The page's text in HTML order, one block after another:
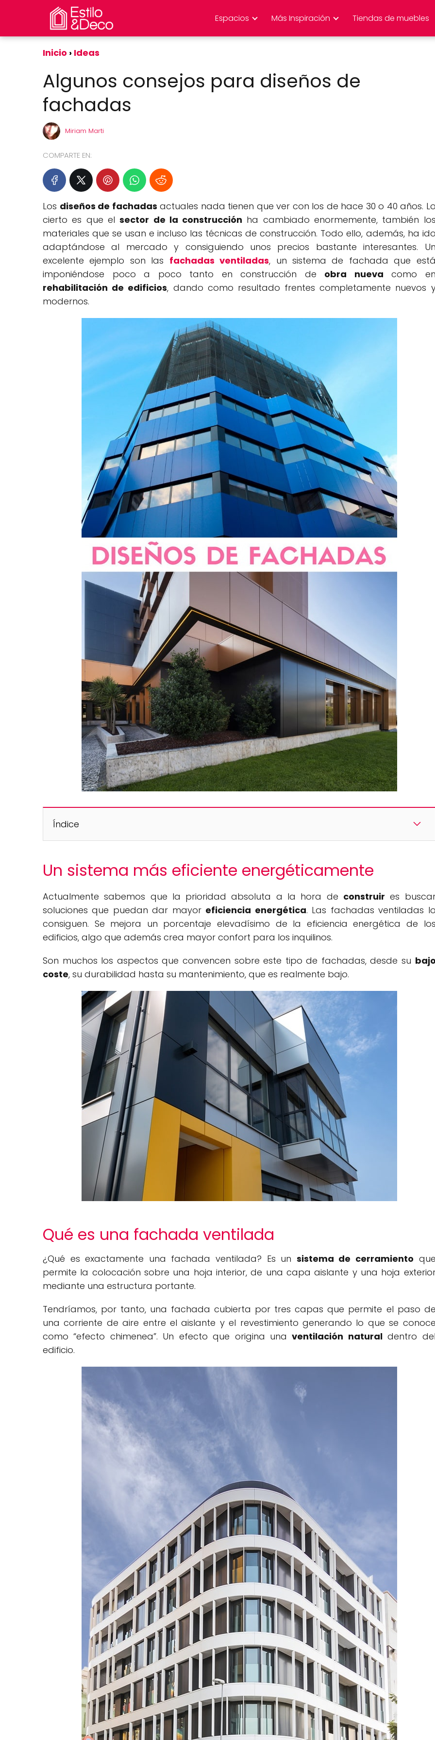
Espacios Más Inspiración Tiendas de muebles
Inicio Ideas
Algunos consejos para diseños de
fachadas
Miriam Marti
COMPARTE EN:
Los diseños de fachadas actuales nada tienen que ver con los de hace 30 o 40 años. Lo
cierto es que elsector de la construcción ha cambiado enormemente, también los
materiales que se usan e incluso las técnicas de construcción. Todo ello, además, ha ido
adaptándose al mercado y consiguiendo unos precios bastante interesantes. Un
excelente ejemplo son las fachadas ventiladas, un sistema de fachada que está
imponiéndose poco a poco tanto en construcción de obra nueva como en
rehabilitación de edificios, dando como resultado frentes completamente nuevos
modernos.
Índice
Un sistema más eficiente energéticamente
Actualmente sabemos que la prioridad absoluta a la hora de construir es
soluciones que puedan dar mayor eficiencia energética. Las fachadas ventiladas lo
consiguen. Se mejora un porcentaje elevadísimo de la eficiencia energética de los
edificios, algo que además crea mayor confort para los inquilinos.
Son muchos los aspectos que convencen sobre este tipo de fachadas, desde su bajo
coste, su durabilidad hasta su mantenimiento, que es realmente bajo.
Qué es una fachada ventilada
¿Qué es exactamente una fachada ventilada? Es un sistema de cerramiento que
permite la colocación sobre una hoja interior, de una capa aislante y una hoja
mediante una estructura portante.
Tendríamos, por tanto, una fachada cubierta por tres capas que permite el paso de
una corriente de aire entre el aislante y el revestimiento generando lo que se conoce
como “efecto chimenea”. Un efecto que origina unaventilación naturaldentro del
edificio.